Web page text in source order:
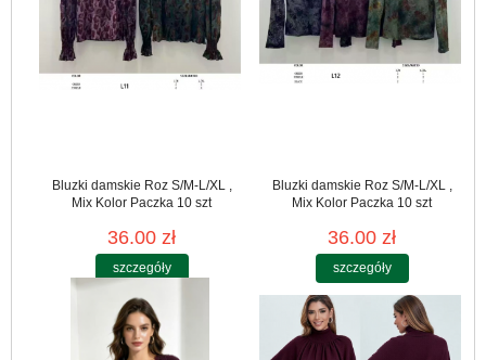
Bluzki damskie Roz S/M-L/XL ,
Mix Kolor Paczka 10 szt
36.00 zł
szczegóły
Bluzki damskie Roz S/M-L/XL ,
Mix Kolor Paczka 10 szt
36.00 zł
szczegóły